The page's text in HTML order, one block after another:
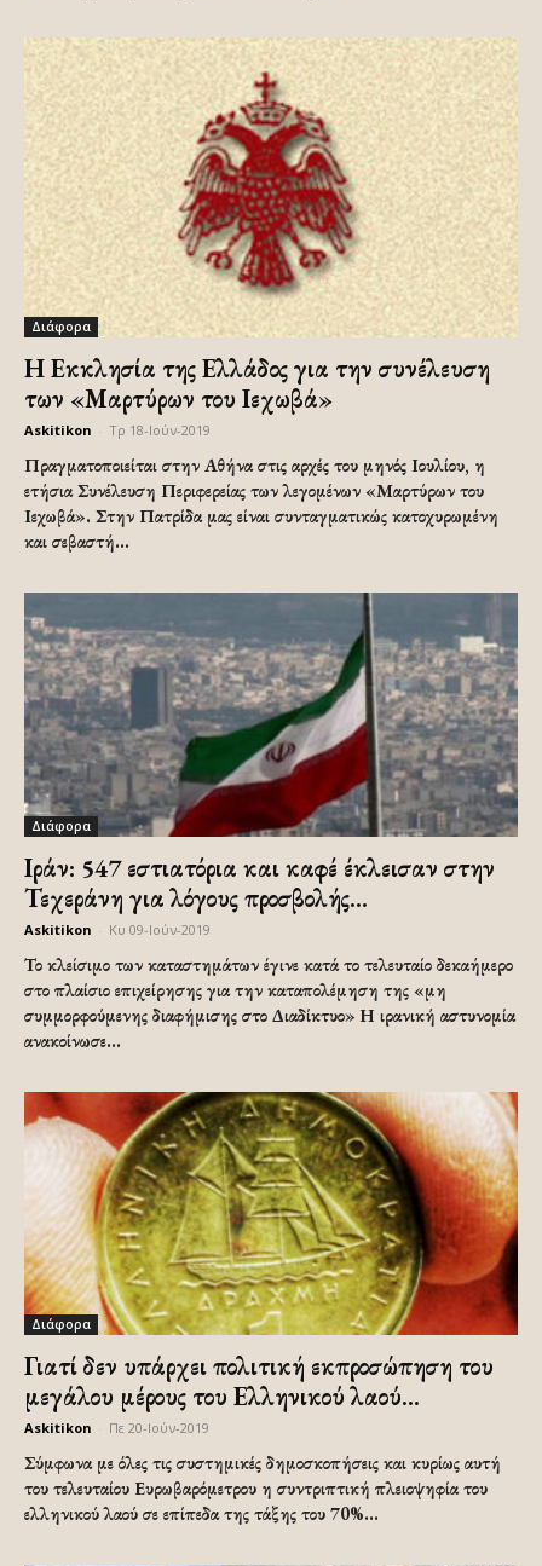
Διάφορα
Η Εκκλησία της Ελλάδος για την συνέλευση
των «Μαρτύρων του Ιεχωβά»
Askitikon Τρ 18-Ιούν-2019
Πραγματοποιείται στην Αθήνα στις αρχές του μηνός Ιουλίου, η
ετήσια Συνέλευση Περιφερείας των λεγομένων «Μαρτύρων του
Ιεχωβά». Στην Πατρίδα μας είναι συνταγματικώς κατοχυρωμένη
και σεβαστή...
Διάφορα
Ιράν: 547 εστιατόρια και καφέ έκλεισαν στην
Τεχεράνη για λόγους προσβολής...
Askitikon Κυ 09-Ιούν-2019
Το κλείσιμο των καταστημάτων έγινε κατά το τελευταίο δεκαήμερο
στο πλαίσιο επιχείρησης για την καταπολέμηση της «μη
συμμορφούμενης διαφήμισης στο Διαδίκτυο» Η ιρανική αστυνομία
ανακοίνωσε...
Διάφορα
Γιατί δεν υπάρχει πολιτική εκπροσώπηση του
μεγάλου μέρους του Ελληνικού λαού...
Askitikon Πε 20-Ιούν-2019
Σύμφωνα με όλες τις συστημικές δημοσκοπήσεις και κυρίως αυτή
του τελευταίου Ευρωβαρόμετρου η συντριπτική πλειοψηφία του
ελληνικού λαού σε επίπεδα της τάξης του 70%...